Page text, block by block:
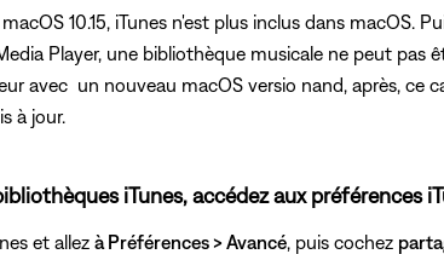
10.15, iTunes n'est plus inclus dans macOS.
Player, une bibliothèque musicale ne peut pas
avec un nouveau macOS versio nand, après, ce
à jour.
iTunes, accédez aux
et allez à Préférences > Avancé , puis cochez